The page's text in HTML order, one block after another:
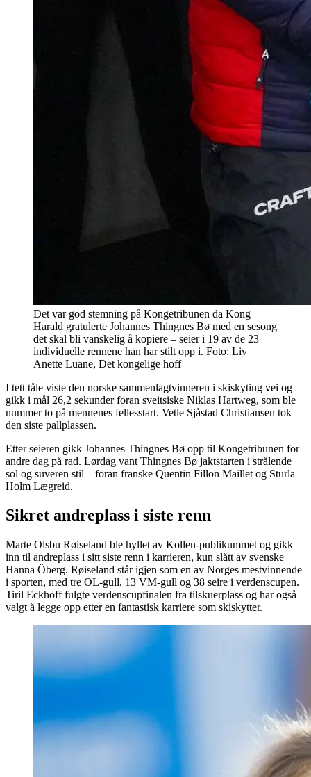
Det var god stemning på Kongetribunen da Kong
Harald gratulerte Johannes Thingnes Bø med en sesong
det skal bli vanskelig å kopiere – seier i 19 av de 23
individuelle rennene han har stilt opp i. Foto: Liv
Anette Luane, Det kongelige hoff
I tett tåle viste den norske sammenlagtvinneren i skiskyting vei og
gikk i mål 26,2 sekunder foran sveitsiske Niklas Hartweg, som ble
nummer to på mennenes fellesstart. Vetle Sjåstad Christiansen tok
den siste pallplassen.
Etter seieren gikk Johannes Thingnes Bø opp til Kongetribunen for
andre dag på rad. Lørdag vant Thingnes Bø jaktstarten i strålende
sol og suveren stil – foran franske Quentin Fillon Maillet og Sturla
Holm Lægreid.
Sikret andreplass i siste renn
Marte Olsbu Røiseland ble hyllet av Kollen-publikummet og gikk
inn til andreplass i sitt siste renn i karrieren, kun slått av svenske
Hanna Öberg. Røiseland står igjen som en av Norges mestvinnende
i sporten, med tre OL-gull, 13 VM-gull og 38 seire i verdenscupen.
Tiril Eckhoff fulgte verdenscupfinalen fra tilskuerplass og har også
valgt å legge opp etter en fantastisk karriere som skiskytter.